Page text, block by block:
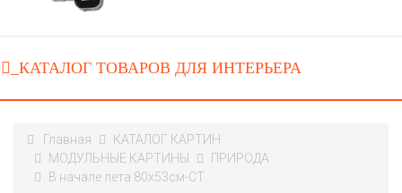
Главная
КАТАЛОГ КАРТИН
МОДУЛЬНЫЕ КАРТИНЫ
ПРИРОДА
В начале лета 80x53см-CT